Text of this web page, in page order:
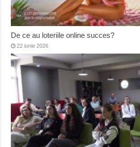
De ce au loteriile online succes?
22 iunie 2026